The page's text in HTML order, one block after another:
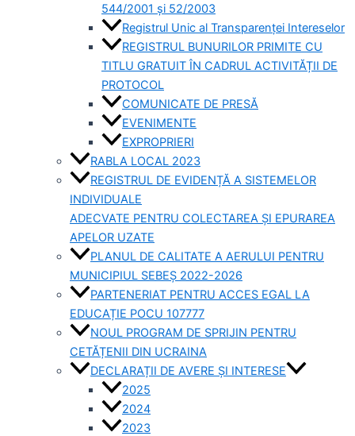
544/2001 și 52/2003
Registrul Unic al Transparenței Intereselor
REGISTRUL BUNURILOR PRIMITE CU
TITLU GRATUIT ÎN CADRUL ACTIVITĂȚII DE
PROTOCOL
COMUNICATE DE PRESĂ
EVENIMENTE
EXPROPRIERI
RABLA LOCAL 2023
REGISTRUL DE EVIDENȚĂ A SISTEMELOR
INDIVIDUALE
ADECVATE PENTRU COLECTAREA ȘI EPURAREA
APELOR UZATE
PLANUL DE CALITATE A AERULUI PENTRU
MUNICIPIUL SEBEȘ 2022-2026
PARTENERIAT PENTRU ACCES EGAL LA
EDUCAȚIE POCU 107777
NOUL PROGRAM DE SPRIJIN PENTRU
CETĂȚENII DIN UCRAINA
DECLARAȚII DE AVERE ȘI INTERESE
2025
2024
2023